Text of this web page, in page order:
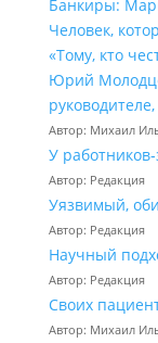
Банкиры:
Человек,
«Тому, кто
Юрий
Автор: Михаил
У
Автор: Редакция
Уязвимый,
Автор: Редакция
Научный
Автор: Редакция
Своих
Автор: Михаил